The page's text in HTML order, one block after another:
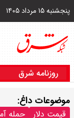
پنجشنبه ۱۵ مرداد ۱۴۰۵
روزنامه شرق
موضوعات داغ:
قیمت دلار حمله